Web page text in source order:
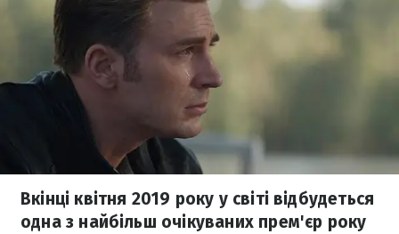
Вкінці квітня 2019 року у світі відбудеться
одна з найбільш очікуваних прем'єр року